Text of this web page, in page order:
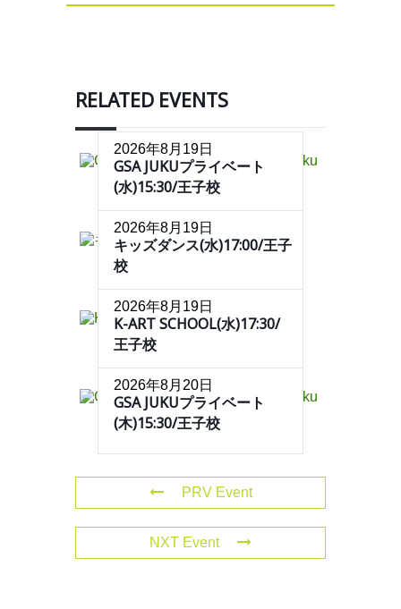
RELATED EVENTS
2026年8月19日
GSA JUKUプライベート
(水)15:30/王子校
2026年8月19日
キッズダンス(水)17:00/王子
校
2026年8月19日
K-ART SCHOOL(水)17:30/
王子校
2026年8月20日
GSA JUKUプライベート
(木)15:30/王子校
PRV Event
NXT Event